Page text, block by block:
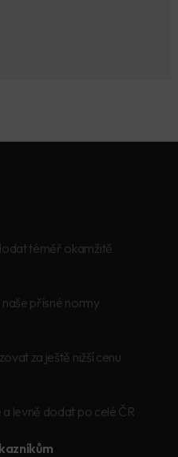
téměř okamžitě
naše přísné normy
za ještě nižší cenu
a levně dodat po celé ČR